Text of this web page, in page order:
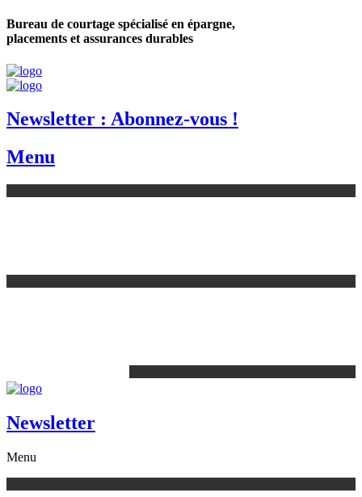
Bureau de courtage spécialisé en épargne,
placements et assurances durables
Newsletter : Abonnez-vous !
Menu
Newsletter
Menu